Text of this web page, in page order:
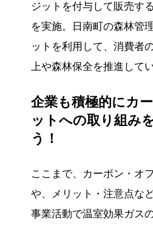
ジットを付与して販売す
を実施。日南町の森林管
ットを利用して、消費者
上や森林保全を推進してい
企業も積極的にカ
ットへの取り組み
う！
ここまで、カーボン・オ
や、メリット・注意点な
事業活動で温室効果ガス